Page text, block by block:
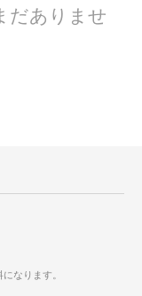
だありませ
なります。